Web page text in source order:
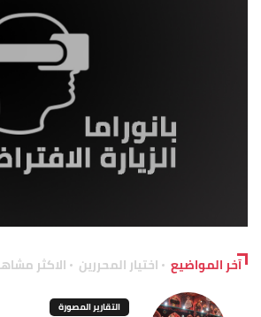
آخر المواضيع اختيار المحررين الاكثر
التقارير المصورة